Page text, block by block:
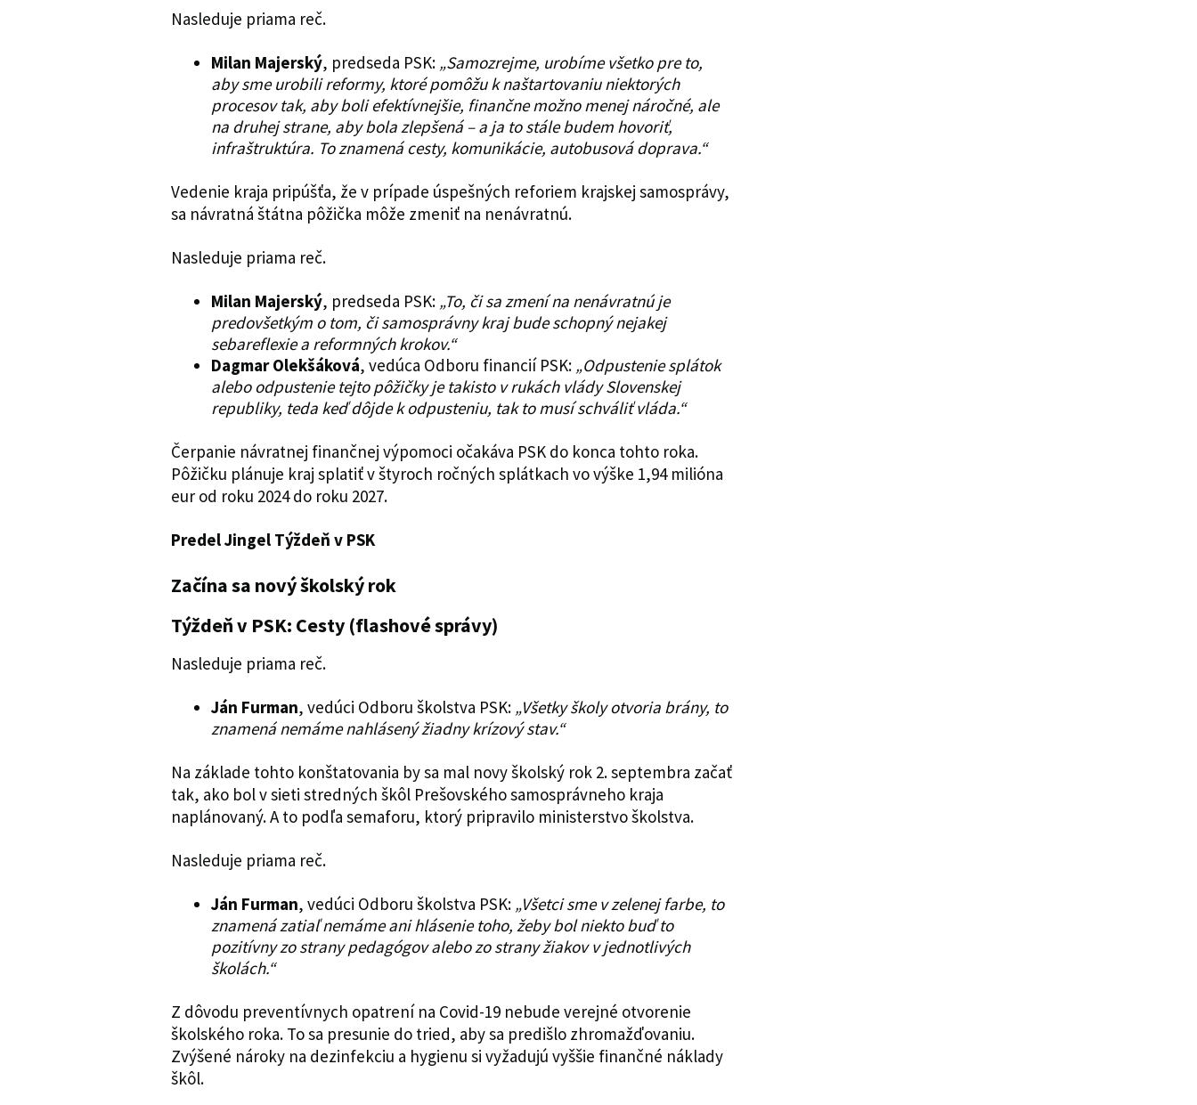
Nasleduje priama reč.
Milan Majerský, predseda PSK: „Samozrejme, urobíme všetko pre to,
aby sme urobili reformy, ktoré pomôžu k naštartovaniu niektorých
procesov tak, aby boli efektívnejšie, finančne možno menej náročné, ale
na druhej strane, aby bola zlepšená – a ja to stále budem hovoriť,
infraštruktúra. To znamená cesty, komunikácie, autobusová doprava.“
Vedenie kraja pripúšťa, že v prípade úspešných reforiem krajskej samosprávy,
sa návratná štátna pôžička môže zmeniť na nenávratnú.
Nasleduje priama reč.
Milan Majerský, predseda PSK: „To, či sa zmení na nenávratnú je
predovšetkým o tom, či samosprávny kraj bude schopný nejakej
sebareflexie a reformných krokov.“
Dagmar Olekšáková, vedúca Odboru financií PSK: „Odpustenie splátok
alebo odpustenie tejto pôžičky je takisto v rukách vlády Slovenskej
republiky, teda keď dôjde k odpusteniu, tak to musí schváliť vláda.“
Čerpanie návratnej finančnej výpomoci očakáva PSK do konca tohto roka.
Pôžičku plánuje kraj splatiť v štyroch ročných splátkach vo výške 1,94 milióna
eur od roku 2024 do roku 2027.
Predel Jingel Týždeň v PSK
Začína sa nový školský rok
Týždeň v PSK: Cesty (flashové správy)
Nasleduje priama reč.
Ján Furman, vedúci Odboru školstva PSK: „Všetky školy otvoria brány, to
znamená nemáme nahlásený žiadny krízový stav.“
Na základe tohto konštatovania by sa mal novy školský rok 2. septembra začať
tak, ako bol v sieti stredných škôl Prešovského samosprávneho kraja
naplánovaný. A to podľa semaforu, ktorý pripravilo ministerstvo školstva.
Nasleduje priama reč.
Ján Furman, vedúci Odboru školstva PSK: „Všetci sme v zelenej farbe, to
znamená zatiaľ nemáme ani hlásenie toho, žeby bol niekto buď to
pozitívny zo strany pedagógov alebo zo strany žiakov v jednotlivých
školách.“
Z dôvodu preventívnych opatrení na Covid-19 nebude verejné otvorenie
školského roka. To sa presunie do tried, aby sa predišlo zhromažďovaniu.
Zvýšené nároky na dezinfekciu a hygienu si vyžadujú vyššie finančné náklady
škôl.